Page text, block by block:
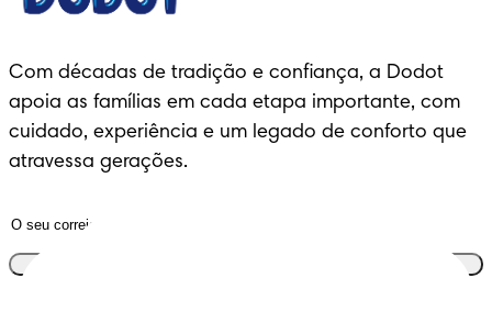
Com décadas de tradição e confiança, a Dodot
apoia as famílias em cada etapa importante, com
cuidado, experiência e um legado de conforto que
atravessa gerações.